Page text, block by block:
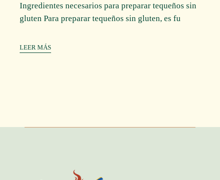
Ingredientes necesarios para preparar tequeños sin
gluten Para preparar tequeños sin gluten, es fu
LEER MÁS